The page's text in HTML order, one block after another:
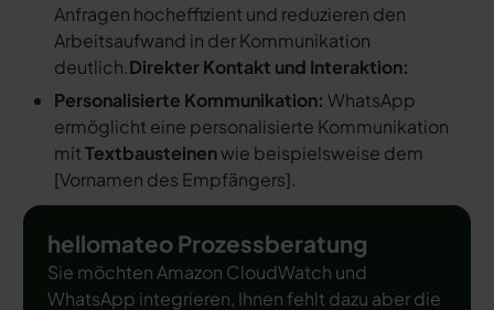
Anfragen hocheffizient und reduzieren den
Arbeitsaufwand in der Kommunikation
deutlich.Direkter Kontakt und Interaktion:
Personalisierte Kommunikation: WhatsApp
ermöglicht eine personalisierte Kommunikation
mitTextbausteinenwie beispielsweise dem
[Vornamen des Empfängers].
hellomateo Prozessberatung
Sie möchten Amazon CloudWatch und
WhatsApp integrieren, Ihnen fehlt dazu aber die